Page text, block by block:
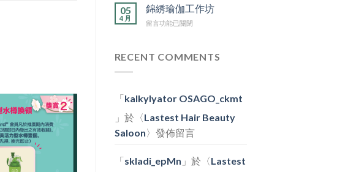
及
士
梨
果
作
坊〉
中
裝
中
愛
寵
物
中
05
4 月
錦綉瑜伽工作坊
在
瑜
坊〉
中
留言功能已關閉
RECENT COMMENTS
「kalkylyator OSAGO_ckmt
」於〈Lastest Hair Beauty
Saloon〉發佈留言
「skladi_epMn 」於〈Lastest